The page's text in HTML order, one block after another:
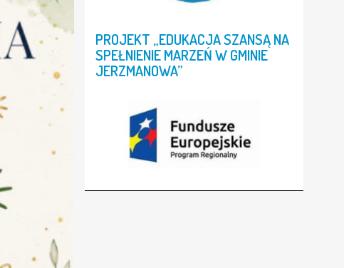
PROJEKT „EDUKACJASZANSĄ NA
SPEŁNIENIE MARZEŃW GMINIE
JERZMANOWA”